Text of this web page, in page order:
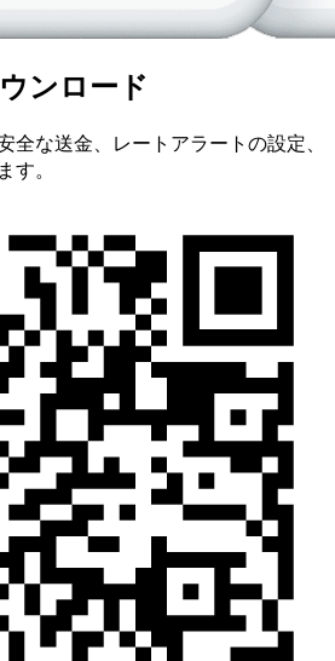
ンロード
全な送金、レートアラートの設定、
す。